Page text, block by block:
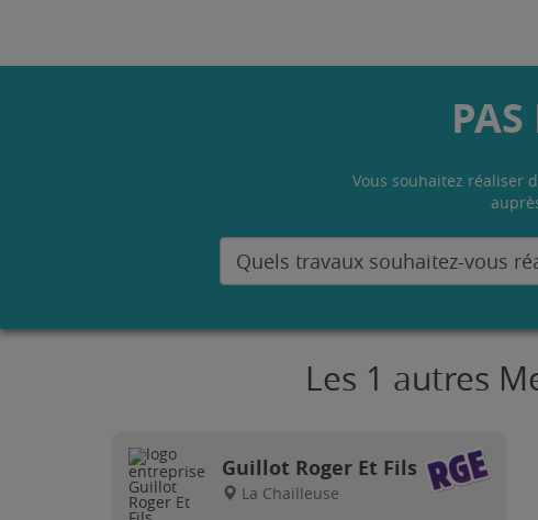
Vous souhaitez réaliser
Les 1 autres
Guillot Roger Et Fils
La Chailleuse